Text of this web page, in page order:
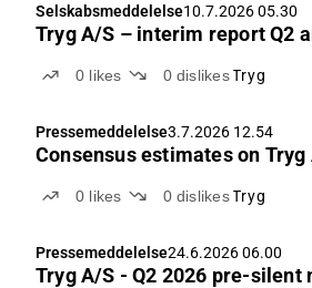
Selskabsmeddelelse10.7.2026 05.30
Tryg A/S – interim report Q2
0 likes 0 dislikes Tryg
Pressemeddelelse3.7.2026 12.54
Consensus estimates on Tryg
0 likes 0 dislikes Tryg
Pressemeddelelse24.6.2026 06.00
Tryg A/S - Q2 2026 pre-silent